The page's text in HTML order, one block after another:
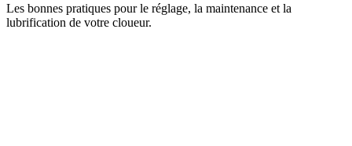
Les bonnes pratiques pour le réglage, la maintenance et la
lubrification de votre cloueur.